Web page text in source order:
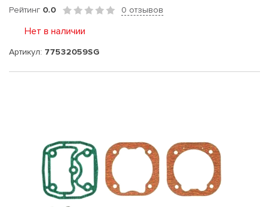
Рейтинг 0.0 0 отзывов
Нет в наличии
Артикул: 77532059SG